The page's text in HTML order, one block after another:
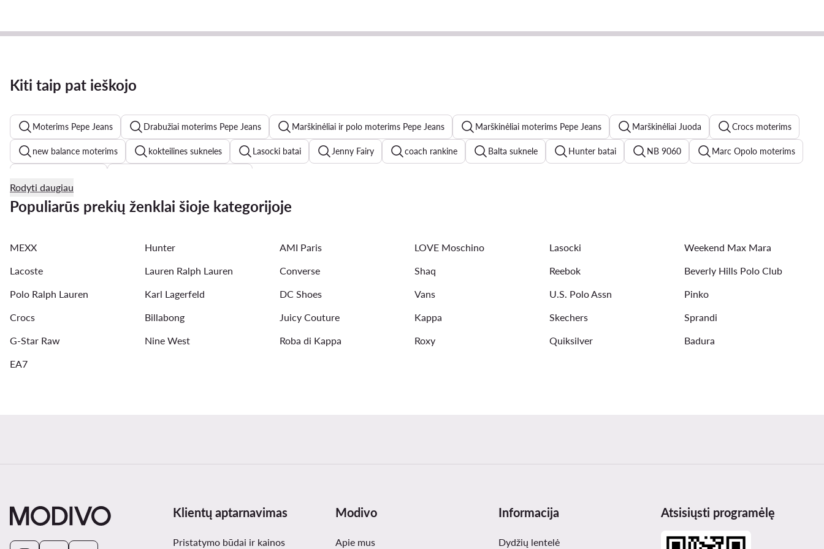
Kiti taip pat ieškojo
Moterims Pepe Jeans Drabužiai moterims Pepe Jeans Marškinėliai ir polo moterims Pepe Jeans Marškinėliai moterims Pepe Jeans Marškinėliai Juoda Crocs moterims
new balance moterims kokteilines sukneles Lasocki batai Jenny Fairy coach rankine Balta suknele Hunter batai NB 9060 Marc Opolo moterims
vakarines sukneles odinės striukės moterims odines kelnes
braletes maudymosi kostiumeliai
Rodyti daugiau
Populiarūs prekių ženklai šioje kategorijoje
MEXX Hunter AMI Paris LOVE Moschino Lasocki
Weekend Max Mara
Lacoste
Lauren Ralph Lauren Converse Shaq Reebok
Beverly Hills Polo Club
Polo Ralph Lauren
Karl Lagerfeld DC Shoes Vans U.S. Polo Assn
Pinko
Crocs
Billabong Juicy Couture Kappa Skechers
Sprandi
G-Star Raw
Nine West Roba di Kappa Roxy Quiksilver
Badura
EA7
Klientų aptarnavimas
Pristatymo būdai ir kainos
Modivo
Apie mus
Informacija
Dydžių lentelė
Atsisiųsti programėlę